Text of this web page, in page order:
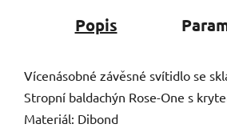
Popis
Vícenásobné závěsné svítidlo se
Stropní baldachýn Rose-One s
Materiál: Dibond